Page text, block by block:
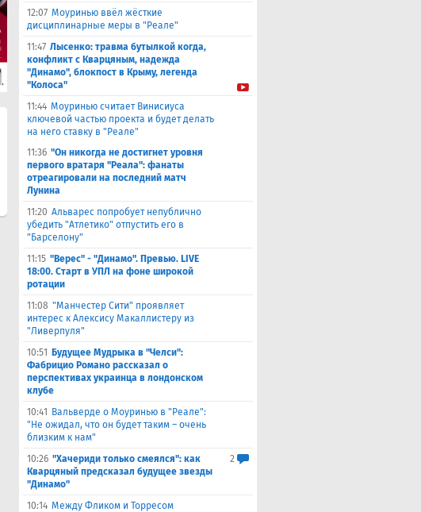
12:07 Моуринью ввёл жёсткие
дисциплинарные меры в "Реале"
11:47 Лысенко: травма бутылкой когда,
конфликт с Кварцяным, надежда
"Динамо", блокпост в Крыму, легенда
"Колоса"
11:44 Моуринью считает Винисиуса
ключевой частью проекта и будет делать
на него ставку в "Реале"
11:36 "Он никогда не достигнет уровня
первого вратаря "Реала": фанаты
отреагировали на последний матч
Лунина
11:20 Альварес попробует непублично
убедить "Атлетико" отпустить его в
"Барселону"
11:15 "Верес" - "Динамо". Превью. LIVE
18:00. Старт в УПЛ на фоне широкой
ротации
11:08 "Манчестер Сити" проявляет
интерес к Алексису Макаллистеру из
"Ливерпуля"
10:51
Будущее Мудрыка в "Челси":
Фабрицио Романо рассказал о
перспективах украинца в лондонском
клубе
10:41
Вальверде о Моуринью в "Реале":
"Не ожидал, что он будет таким – очень
близким к нам"
10:26 "Хачериди только смеялся": как
Кварцяный предсказал будущее звезды
"Динамо"
2
10:14 Между Фликом и Торресом